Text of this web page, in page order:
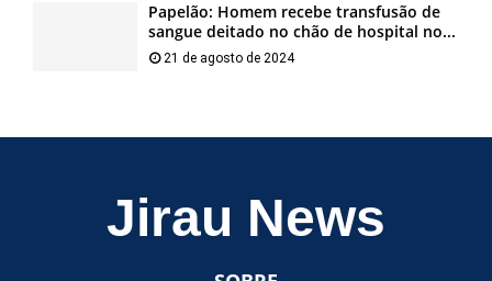
Papelão: Homem recebe transfusão de
sangue deitado no chão de hospital no...
21 de agosto de 2024
Jirau News